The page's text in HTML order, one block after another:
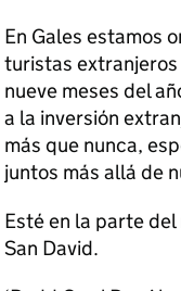
En Gales estamos
turistas extranjeros
nueve meses del
a la inversión
más que nunca,
juntos más allá de
Esté en la parte
San David.